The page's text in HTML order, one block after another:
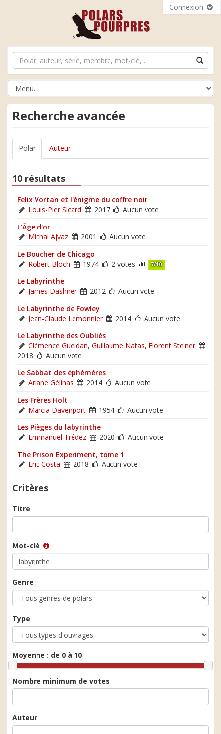
Connexion
Recherche avancée
Polar Auteur
10 résultats
Felix Vortan et l'énigme du coffre noir
Louis-Pier Sicard
2017
Aucun vote
L'Âge d'or
Michal Ajvaz
2001
Aucun vote
Le Boucher de Chicago
Robert Bloch
1974 2 votes 7/10
Le Labyrinthe
James Dashner
2012
Aucun vote
Le Labyrinthe de Fowley
Jean-Claude Lemonnier
2014
Aucun vote
Le Labyrinthe des Oubliés
Clémence Gueidan, Guillaume Natas, Florent Steiner
2018
Aucun vote
Le Sabbat des éphémères
Ariane Gélinas
2014
Aucun vote
Les Frères Holt
Marcia Davenport
1954
Aucun vote
Les Pièges du labyrinthe
Emmanuel Trédez
2020
Aucun vote
The Prison Experiment, tome 1
Eric Costa
2018 Aucun vote
Critères
Titre
Mot-clé
Genre
Type
Moyenne : de 0 à 10
Nombre minimum de votes
Auteur